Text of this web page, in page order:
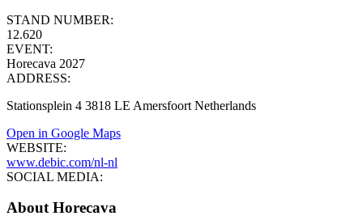
STAND NUMBER:
12.620
EVENT:
Horecava 2027
ADDRESS:
Stationsplein 4 3818 LE Amersfoort Netherlands
Open in Google Maps
WEBSITE:
www.debic.com/nl-nl
SOCIAL MEDIA:
About Horecava